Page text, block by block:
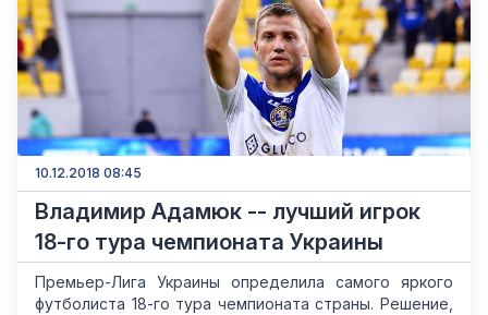
10.12.2018 08:45
Владимир Адамюк -- лучший игрок
18-го тура чемпионата Украины
Премьер-Лига Украины определила самого яркого
футболиста 18-го тура чемпионата страны. Решение,